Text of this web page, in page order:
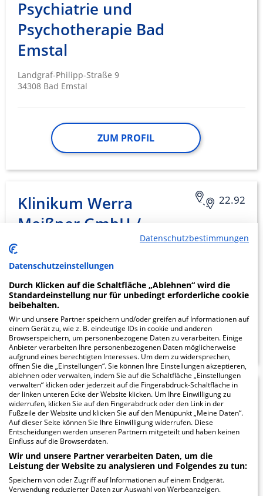
Psychiatrie und
Psychotherapie Bad
Emstal
Landgraf-Philipp-Straße 9
34308 Bad Emstal
ZUM PROFIL
22.92
Klinikum Werra
Meißner GmbH /
Standort Witzenhausen
Steinstraße 18-24
37213 Witzenhausen
ZUM PROFIL
29.07
Klinikum Bad
Hersfeld
Seilerweg 29
36251 Bad Hersfeld
Datenschutzbestimmungen
Datenschutzeinstellungen
Durch Klicken auf die Schaltfläche „Ablehnen“ wird die
Standardeinstellung nur für unbedingt erforderliche cookie
beibehalten.
Wir und unsere Partner speichern und/oder greifen auf Informationen auf
einem Gerät zu, wie z. B. eindeutige IDs in cookie und anderen
Browserspeichern, um personenbezogene Daten zu verarbeiten. Einige
Anbieter verarbeiten Ihre personenbezogenen Daten möglicherweise
aufgrund eines berechtigten Interesses. Um dem zu widersprechen,
öffnen Sie die „Einstellungen“. Sie können Ihre Einstellungen akzeptieren,
ablehnen oder verwalten, indem Sie auf die Schaltfläche „Einstellungen
verwalten“ klicken oder jederzeit auf die Fingerabdruck-Schaltfläche in
der linken unteren Ecke der Website klicken. Um Ihre Einwilligung zu
widerrufen, klicken Sie auf den Fingerabdruck oder den Link in der
Fußzeile der Website und klicken Sie auf den Menüpunkt „Meine Daten“.
Auf dieser Seite können Sie Ihre Einwilligung widerrufen. Diese
Entscheidungen werden unseren Partnern mitgeteilt und haben keinen
Einfluss auf die Browserdaten.
Wir und unsere Partner verarbeiten Daten, um die
Leistung der Website zu analysieren und Folgendes zu tun:
Speichern von oder Zugriff auf Informationen auf einem Endgerät.
Verwendung reduzierter Daten zur Auswahl von Werbeanzeigen.